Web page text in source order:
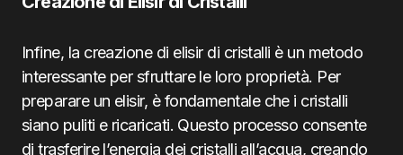
Infine, la creazione di elisir di cristalli è un metodo
interessante per sfruttare le loro proprietà. Per
preparare un elisir, è fondamentale che i cristalli
siano puliti e ricaricati. Questo processo consente
di trasferire l’energia dei cristalli all’acqua, creando